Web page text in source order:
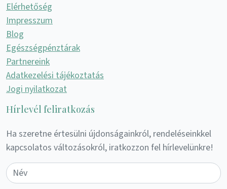
Elérhetőség
Impresszum
Blog
Egészségpénztárak
Partnereink
Adatkezelési tájékoztatás
Jogi nyilatkozat
Hírlevél feliratkozás
Ha szeretne értesülni újdonságainkról, rendeléseinkkel
kapcsolatos változásokról, iratkozzon fel hírlevelünkre!